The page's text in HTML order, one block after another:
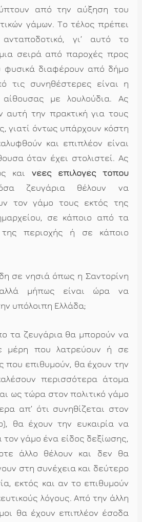
από την αύξηση του
γάμων. Το τέλος πρέπει
γι’ αυτό το
μια σειρά από παροχές προς
φυσικά διαφέρουν από δήμο
τις συνηθέστερες είναι η
με λουλούδια. Ας
αυτή την πρακτική για τους
γιατί όντως υπάρχουν κόστη
και επιπλέον είναι
όταν έχει στολιστεί. Ας
και
νέες επιλογές τόπου
ζευγάρια θέλουν να
τον γάμο τους εκτός της
σε κάποιο από τα
περιοχής ή σε κάποιο
σε νησιά όπως η Σαντορίνη
μήπως είναι ώρα να
υπόλοιπη Ελλάδα;
τα ζευγάρια θα μπορούν να
μέρη που λατρεύουν ή σε
που επιθυμούν, θα έχουν την
περισσότερα άτομα
ως τώρα στον πολιτικό γάμο
απ’ ότι συνηθίζεται στον
θα έχουν την ευκαιρία να
γάμο ένα είδος δεξίωσης,
άλλο θέλουν και δεν θα
στη συνέχεια και δεύτερο
εκτός και αν το επιθυμούν
λόγους. Από την άλλη
θα έχουν επιπλέον έσοδα